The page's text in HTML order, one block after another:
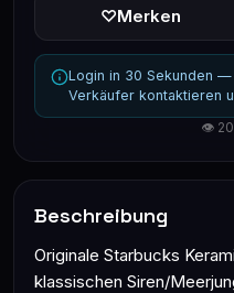
♡Merken
Login in 30 Sekunden —
Verkäufer kontaktieren
👁
Beschreibung
Originale Starbucks
klassischen Siren/